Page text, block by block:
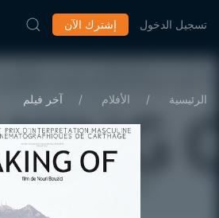
إشترك الآن تسجيل الدخول
الرئيسية الأفلام آخر فيلم